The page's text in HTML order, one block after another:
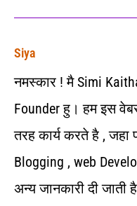
Siya
नमस्कार ! मै Simi
Founder हु। हम इस
तरह कार्य करते है , जहा
Blogging , web
अन्‍य जानकारी दी